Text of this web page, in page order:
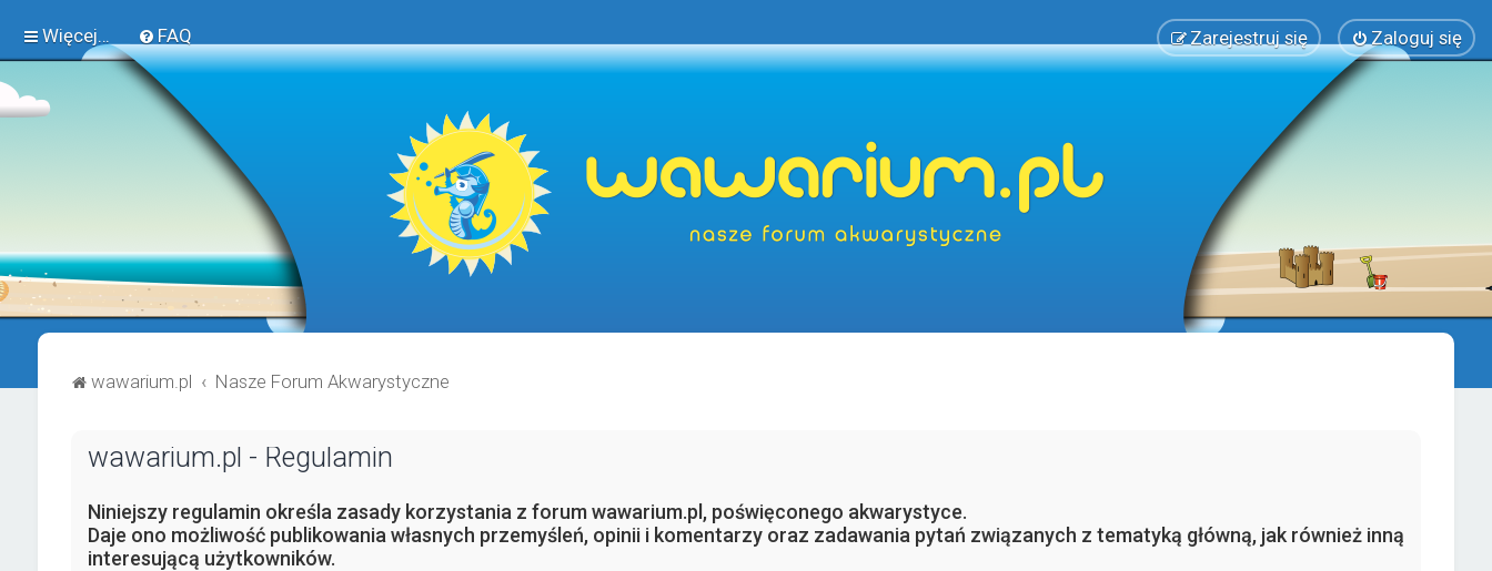
Więcej… FAQ Zaloguj się
Zarejestruj się
wawarium.pl Nasze Forum Akwarystyczne
wawarium.pl - Regulamin
Niniejszy regulamin określa zasady korzystania z forum wawarium.pl, poświęconego akwarystyce.
Daje ono możliwość publikowania własnych przemyśleń, opinii i komentarzy oraz zadawania pytań związanych z tematyką główną, jak również inną
interesującą użytkowników.